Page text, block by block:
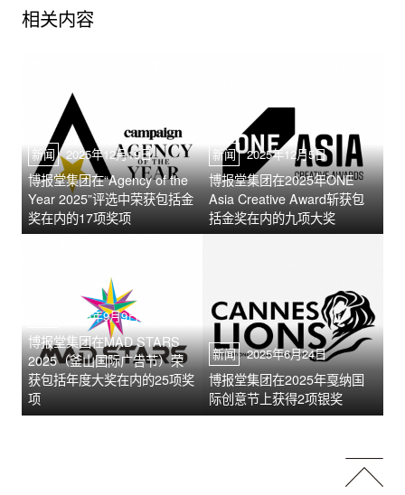
相关内容
新闻 2025年12月19日
博报堂集团在“Agency of the
Year 2025”评选中荣获包括金
奖在内的17项奖项
新闻 2025年12月5日
博报堂集团在2025年ONE
Asia Creative Award斩获包
括金奖在内的九项大奖
2025年9月9日
博报堂集团在MAD STARS
2025（釜山国际广告节）荣
获包括年度大奖在内的25项奖
项
新闻 2025年6月24日
博报堂集团在2025年戛纳国
际创意节上获得2项银奖